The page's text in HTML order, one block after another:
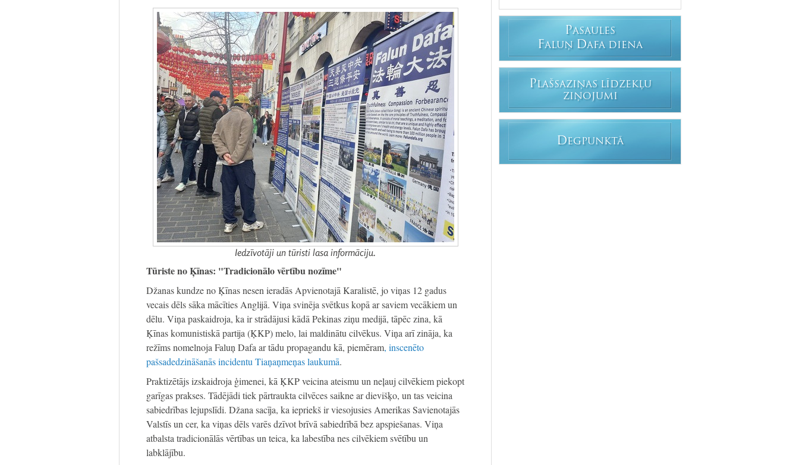
Iedzīvotāji un tūristi lasa informāciju.
Tūriste no Ķīnas: "Tradicionālo vērtību nozīme"
Džanas kundze no Ķīnas nesen ieradās Apvienotajā Karalistē, jo viņas 12 gadus
vecais dēls sāka mācīties Anglijā. Viņa svinēja svētkus kopā ar saviem vecākiem un
dēlu. Viņa paskaidroja, ka ir strādājusi kādā Pekinas ziņu medijā, tāpēc zina, kā
Ķīnas komunistiskā partija (ĶKP) melo, lai maldinātu cilvēkus. Viņa arī zināja, ka
režīms nomelnoja Faluņ Dafa ar tādu propagandu kā, piemēram, inscenēto
pašsadedzināšanās incidentu Tiaņaņmeņas laukumā.
Praktizētājs izskaidroja ģimenei, kā ĶKP veicina ateismu un neļauj cilvēkiem piekopt
garīgas prakses. Tādējādi tiek pārtraukta cilvēces saikne ar dievišķo, un tas veicina
sabiedrības lejupslīdi. Džana sacīja, ka iepriekš ir viesojusies Amerikas Savienotajās
Valstīs un cer, ka viņas dēls varēs dzīvot brīvā sabiedrībā bez apspiešanas. Viņa
atbalsta tradicionālās vērtības un teica, ka labestība nes cilvēkiem svētību un
labklājību.
PASAULES
FALUŅ DAFA DIENA
PLAŠSAZIŅAS LĪDZEKĻU
ZIŅOJUMI
DEGPUNKTĀ